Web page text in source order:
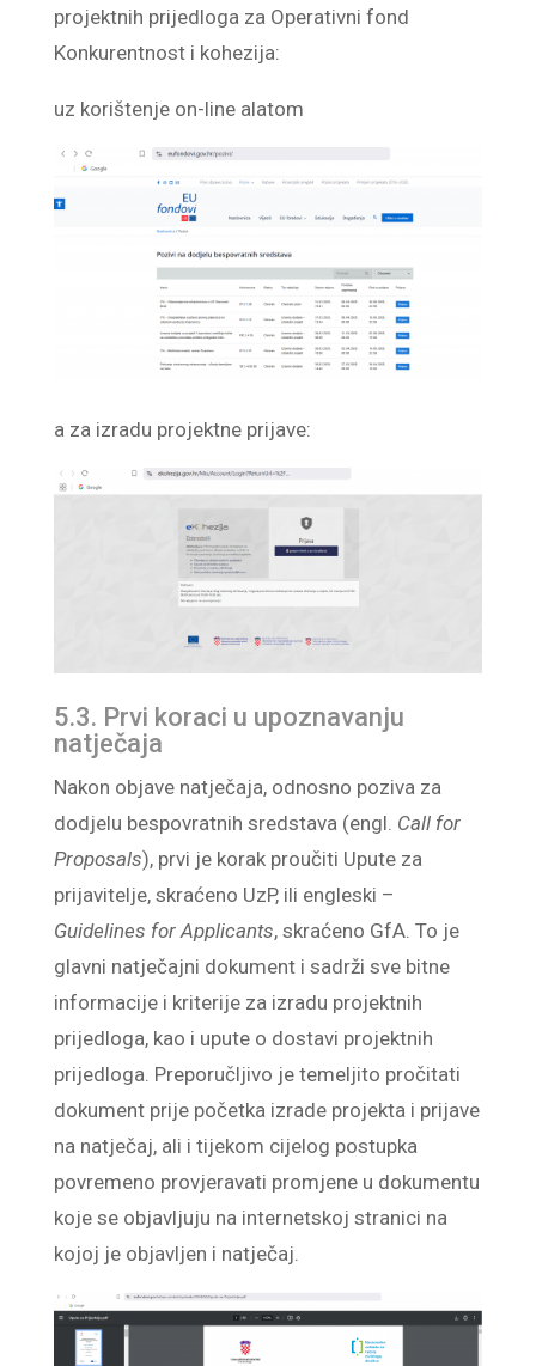
projektnih prijedloga za Operativni fond
Konkurentnost i kohezija:
uz korištenje on-line alatom
a za izradu projektne prijave:
5.3. Prvi koraci u upoznavanju
natječaja
Nakon objave natječaja, odnosno poziva za
dodjelu bespovratnih sredstava (engl. Call for
Proposals), prvi je korak proučiti Upute za
prijavitelje, skraćeno UzP, ili engleski –
Guidelines for Applicants, skraćeno GfA. To je
glavni natječajni dokument i sadrži sve bitne
informacije i kriterije za izradu projektnih
prijedloga, kao i upute o dostavi projektnih
prijedloga. Preporučljivo je temeljito pročitati
dokument prije početka izrade projekta i prijave
na natječaj, ali i tijekom cijelog postupka
povremeno provjeravati promjene u dokumentu
koje se objavljuju na internetskoj stranici na
kojoj je objavljen i natječaj.